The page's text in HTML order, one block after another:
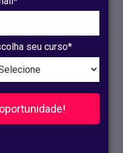
seu curso*